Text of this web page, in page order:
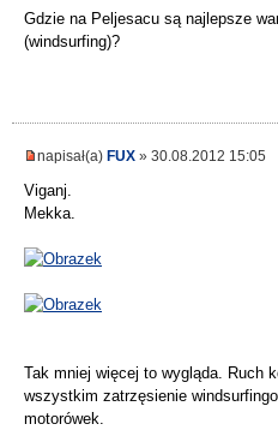
Gdzie na Peljesacu są najlepsze
(windsurfing)?
napisał(a) FUX » 30.08.2012 15:05
Viganj.
Mekka.
Tak mniej więcej to wygląda. Ruch
wszystkim zatrzęsienie
motorówek.